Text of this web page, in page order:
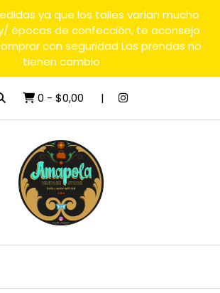
ya que los talles varían mucho
épocas de confección, te aconsejo
con seguridad Las prendas no
tienen cambio
0 - $0,00